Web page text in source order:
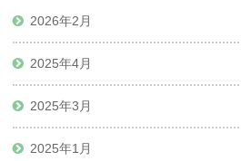
2026年2月
2025年4月
2025年3月
2025年1月